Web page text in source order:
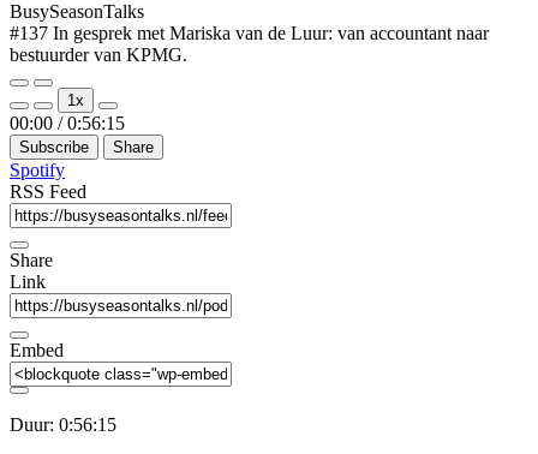
BusySeasonTalks
#137 In gesprek met Mariska van de Luur: van accountant naar
bestuurder van KPMG.
Play
Episode
Pause
Episode
Mute/Unmute
Episode
Rewind
10
Seconds
1x
Fast
Forward
30
00:00 / 0:56:15
Subscribe Share
Spotify
RSS Feed
Share
Link
Embed
Duur: 0:56:15